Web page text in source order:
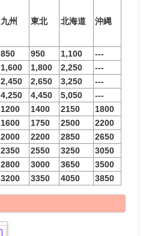
九州 東北 北海道 沖縄
850 950 1,100
---
1,600 1,800 2,250
---
2,450 2,650 3,250
---
4,250 4,450 5,050
---
1200 1400 2150
1800
1600 1750 2500
2200
2000 2200 2850
2650
2350 2550 3250
3050
2800 3000 3650
3500
3200 3350 4050 3850